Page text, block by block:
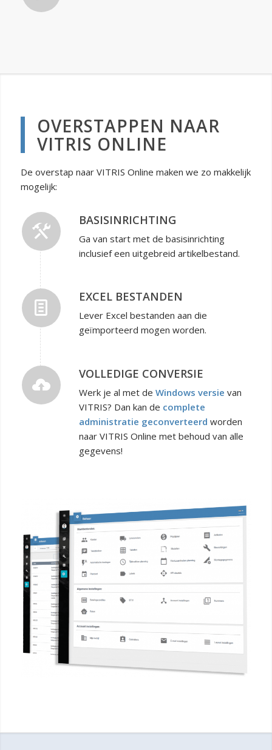
OVERSTAPPEN NAAR
VITRIS ONLINE
De overstap naar VITRIS Online maken we zo makkelijk
mogelijk:
BASISINRICHTING
Ga van start met de basisinrichting
inclusief een uitgebreid artikelbestand.
EXCEL BESTANDEN
Lever Excel bestanden aan die
geïmporteerd mogen worden.
VOLLEDIGE CONVERSIE
Werk je al met de Windows versie van
VITRIS? Dan kan de complete
administratie geconverteerd worden
naar VITRIS Online met behoud van alle
gegevens!